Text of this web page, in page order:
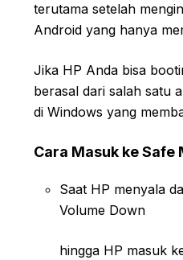
terutama setelah
Android yang hanya
Jika HP Anda bisa
berasal dari salah satu
di Windows yang
Cara Masuk ke Safe
Saat HP menyala
Volume Down
hingga HP masuk